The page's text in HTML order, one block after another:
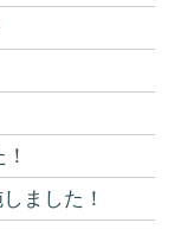
ました！